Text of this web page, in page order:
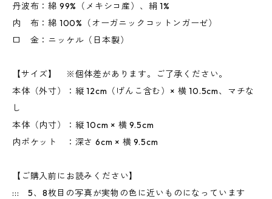
丹波布：綿 99%（メキシコ産）、絹 1%
内 布：綿 100%（オーガニックコットンガーゼ）
口 金：ニッケル（日本製）
【サイズ】 ※個体差があります。ご了承ください。
本体（外寸）：縦 12cm（げんこ含む）× 横 10.5cm、マチな
し
本体（内寸）：縦 10cm × 横 9.5cm
内ポケット ：深さ 6cm × 横 9.5cm
【ご購入前にお読みください】
::: 5、8枚目の写真が実物の色に近いものになっています